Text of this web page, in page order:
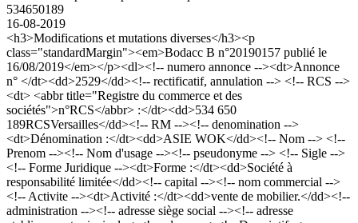
534650189
16-08-2019
<h3>Modifications et mutations diverses</h3><p
class="standardMargin"><em>Bodacc B n°20190157 publié le
16/08/2019</em></p><dl><!-- numero annonce --><dt>Annonce
n° </dt><dd>2529</dd><!-- rectificatif, annulation --> <!-- RCS -->
<dt> <abbr title="Registre du commerce et des
sociétés">n°RCS</abbr> :</dt><dd>534 650
189RCSVersailles</dd><!-- RM --><!-- denomination -->
<dt>Dénomination :</dt><dd>ASIE WOK</dd><!-- Nom --> <!--
Prenom --><!-- Nom d'usage --><!-- pseudonyme --> <!-- Sigle -->
<!-- Forme Juridique --><dt>Forme :</dt><dd>Société à
responsabilité limitée</dd><!-- capital --><!-- nom commercial -->
<!-- Activite --><dt>Activité :</dt><dd>vente de mobilier.</dd><!--
administration --><!-- adresse siège social --><!-- adresse